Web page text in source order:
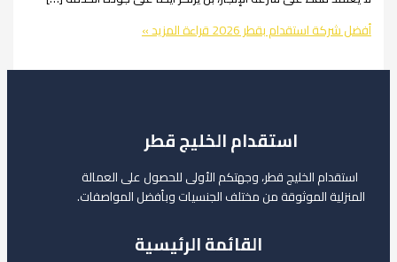
استقدام بقطر 2026
قراءة المزيد »
استقدام الخليج قطر
الخليج قطر، وجهتكم الأولى للحصول على العمالة
الموثوقة من مختلف الجنسيات وبأفضل المواصفات.
القائمة الرئيسية